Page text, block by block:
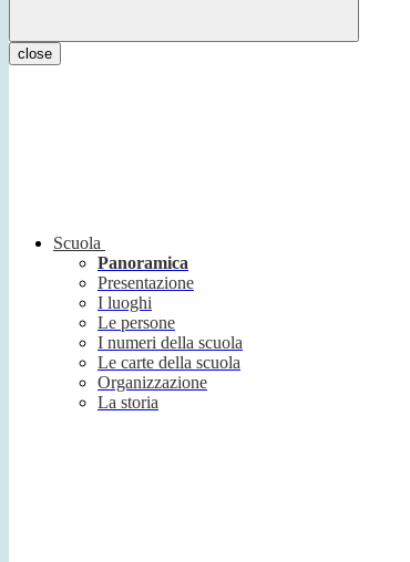
close
Scuola
Panoramica
Presentazione
I luoghi
Le persone
I numeri della scuola
Le carte della scuola
Organizzazione
La storia